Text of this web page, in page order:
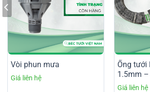
Vòi phun mưa
Ống tưới
1.5mm –